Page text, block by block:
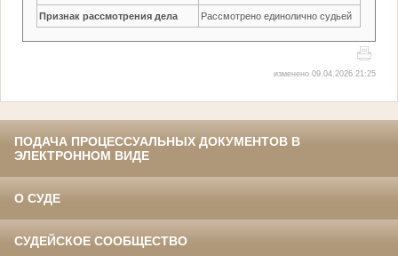
Признак рассмотрения дела Рассмотрено единолично судьей
изменено 09.04.2026 21:25
ПОДАЧА ПРОЦЕССУАЛЬНЫХ ДОКУМЕНТОВ В
ЭЛЕКТРОННОМ ВИДЕ
О СУДЕ
СУДЕЙСКОЕ СООБЩЕСТВО